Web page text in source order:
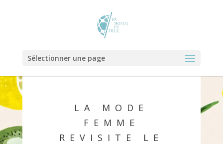
Sélectionner une page
LA MODE
FEMME
REVISITE LE